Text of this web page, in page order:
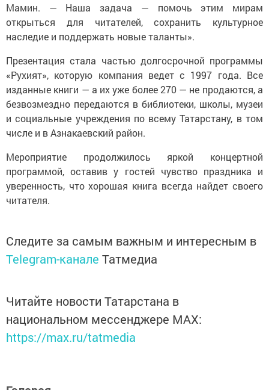
Мамин. — Наша задача — помочь этим мирам
открыться для читателей, сохранить культурное
наследие и поддержать новые таланты».
Презентация стала частью долгосрочной программы
«Рухият», которую компания ведет с 1997 года. Все
изданные книги — а их уже более 270 — не продаются, а
безвозмездно передаются в библиотеки, школы, музеи
и социальные учреждения по всему Татарстану, в том
числе и в Азнакаевский район.
Мероприятие продолжилось яркой концертной
программой, оставив у гостей чувство праздника и
уверенность, что хорошая книга всегда найдет своего
читателя.
Следите за самым важным и интересным в
Telegram-канале Татмедиа
Читайте новости Татарстана в
национальном мессенджере MАХ:
https://max.ru/tatmedia